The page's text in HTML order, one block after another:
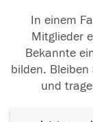
In einem
Mitglieder
Bekannte
bilden.
und